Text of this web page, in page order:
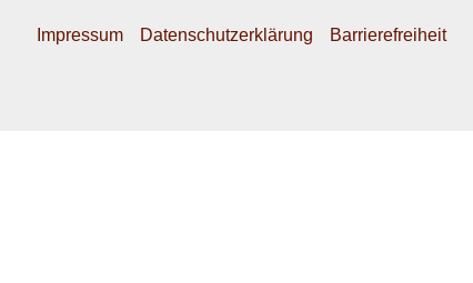
Impressum Datenschutzerklärung Barrierefreiheit